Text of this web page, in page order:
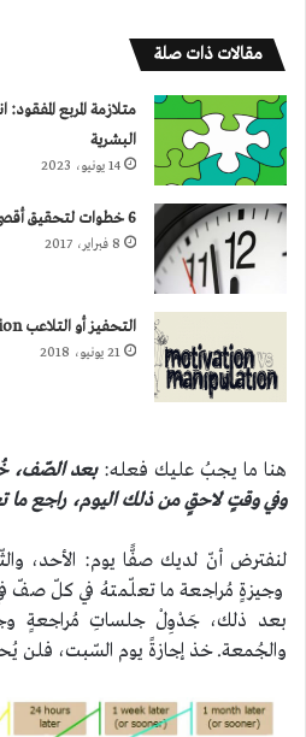
مقالات ذات صلة
متلازمة المربع
البشرية
14 يونيو، 2023
6 خطوات لتحقيق أقصى استفادة من الوقت
8 فبراير، 2017
التحفيز أو التلاعب Motivation or Manipulation
21 يونيو، 2018
هنا ما يجبُ عليك فعله:بعد الصّف،
وفي وقتٍ لاحقٍ من ذلك اليوم، راجع ما
لنفترض أنّ لديك صفًّا يوم: الأحد،
وجيزةٍ مُراجعة ما تعلّمتهُ في كلّ صفّ
بعد ذلك، جَدْوِلْ جلساتِ مُراجعةٍ
والجُمعة. خذ إجازةً يوم السّبت، فلن